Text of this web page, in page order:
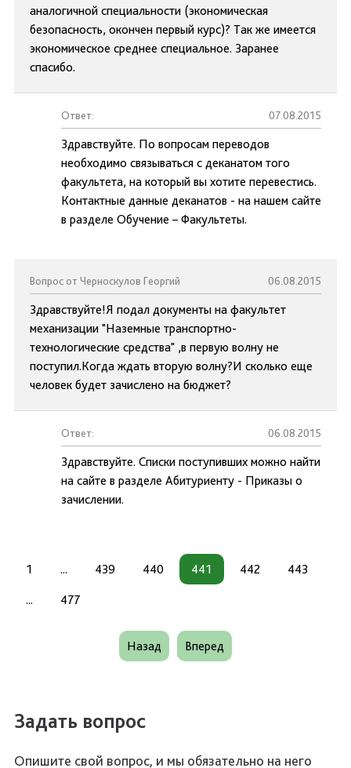
аналогичной специальности (экономическая
безопасность, окончен первый курс)? Так же имеется
экономическое среднее специальное. Заранее
спасибо.
Ответ: 07.08.2015
Здравствуйте. По вопросам переводов
необходимо связываться с деканатом того
факультета, на который вы хотите перевестись.
Контактные данные деканатов - на нашем сайте
в разделе Обучение – Факультеты.
Вопрос от Черноскулов Георгий 06.08.2015
Здравствуйте!Я подал документы на факультет
механизации "Наземные транспортно-
технологические средства" ,в первую волну не
поступил.Когда ждать вторую волну?И сколько еще
человек будет зачислено на бюджет?
Ответ: 06.08.2015
Здравствуйте. Списки поступивших можно найти
на сайте в разделе Абитуриенту - Приказы о
зачислении.
1 ... 439 440 441 442 443
... 477
Назад Вперед
Задать вопрос
Опишите свой вопрос, и мы обязательно на него